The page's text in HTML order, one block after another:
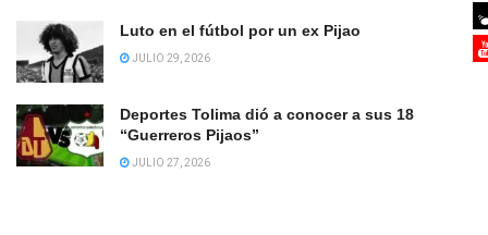
Luto en el fútbol por un ex Pijao
JULIO 29, 2026
Deportes Tolima dió a conocer a sus 18
“Guerreros Pijaos”
JULIO 27, 2026